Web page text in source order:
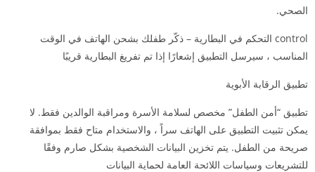
الصحي.
control التحكم في البطارية – ذكّر طفلك بشحن الهاتف في الوقت
المناسب ، سيرسل التطبيق إشعارًا إذا تم تفريغ البطارية قريبًا
تطبيق الرقابة الأبوية
تطبيق “أمن الطفل” مخصص لسلامة الأسرة ومراقبة الوالدين فقط. لا
يمكن تثبيت التطبيق على الهاتف سراً ، والاستخدام متاح فقط بموافقة
صريحة من الطفل. يتم تخزين البيانات الشخصية بشكل صارم وفقًا
للتشريعات وسياسات اللائحة العامة لحماية البيانات